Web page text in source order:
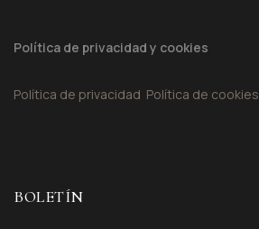
Política de privacidad y cookies
Política de privacidad Política de cookies
BOLETÍN